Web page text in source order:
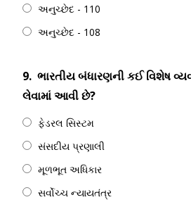
અનુચ્છેદ - 110
અનુચ્છેદ - 108
9. ભારતીય બંધારણની કઈ વિશેષ
લેવામાં આવી છે?
ફેડરલ સિસ્ટમ
સંસદીય પ્રણાલી
મૂળભૂત અધિકાર
સર્વોચ્ચ ન્યાયતંત્ર